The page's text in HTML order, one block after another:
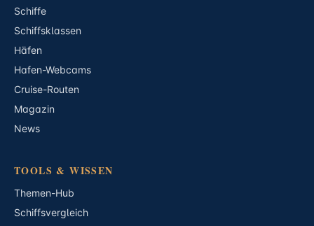
Schiffe
Schiffsklassen
Häfen
Hafen-Webcams
Cruise-Routen
Magazin
News
TOOLS & WISSEN
Themen-Hub
Schiffsvergleich